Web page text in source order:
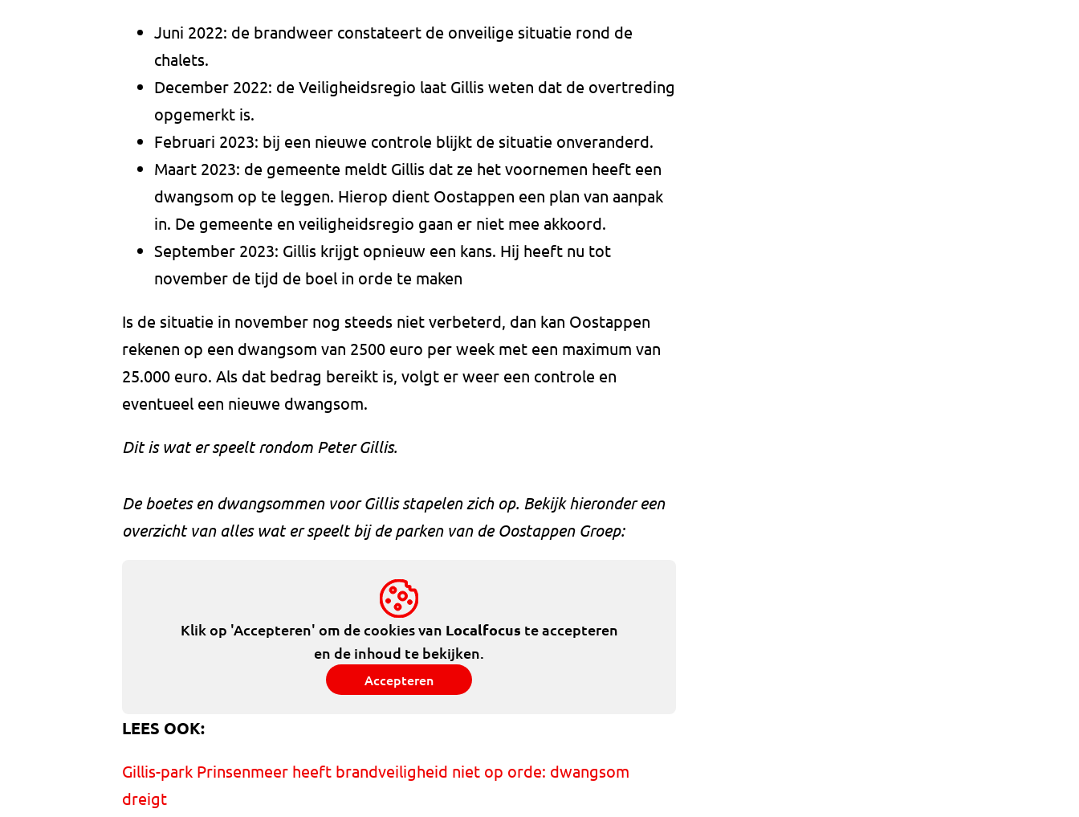
Juni 2022: de brandweer constateert de onveilige situatie rond de
chalets.
December 2022: de Veiligheidsregio laat Gillis weten dat de overtreding
opgemerkt is.
Februari 2023: bij een nieuwe controle blijkt de situatie onveranderd.
Maart 2023: de gemeente meldt Gillis dat ze het voornemen heeft een
dwangsom op te leggen. Hierop dient Oostappen een plan van aanpak
in. De gemeente en veiligheidsregio gaan er niet mee akkoord.
September 2023: Gillis krijgt opnieuw een kans. Hij heeft nu tot
november de tijd de boel in orde te maken
Is de situatie in november nog steeds niet verbeterd, dan kan Oostappen
rekenen op een dwangsom van 2500 euro per week met een maximum van
25.000 euro. Als dat bedrag bereikt is, volgt er weer een controle en
eventueel een nieuwe dwangsom.
Dit is wat er speelt rondom Peter Gillis.
De boetes en dwangsommen voor Gillis stapelen zich op. Bekijk hieronder een
overzicht van alles wat er speelt bij de parken van de Oostappen Groep:
Klik op 'Accepteren' om de cookies van Localfocus te accepteren
en de inhoud te bekijken.
Accepteren
LEES OOK:
Gillis-park Prinsenmeer heeft brandveiligheid niet op orde: dwangsom
dreigt